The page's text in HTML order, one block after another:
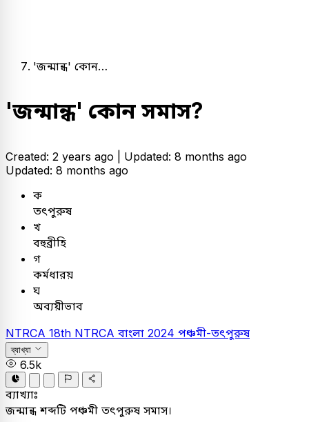
'জন্মান্ধ' কোন…
'জন্মান্ধ' কোন সমাস?
Created: 2 years ago | Updated: 8 months ago
Updated: 8 months ago
ক
তৎপুরুষ
খ
বহুব্রীহি
গ
কর্মধারয়
ঘ
অব্যয়ীভাব
NTRCA 18th NTRCA বাংলা 2024 পঞ্চমী-তৎপুরুষ
ব্যাখ্যা
6.5k
ব্যাখ্যাঃ
জন্মান্ধ শব্দটি পঞ্চমী তৎপুরুষ সমাস।